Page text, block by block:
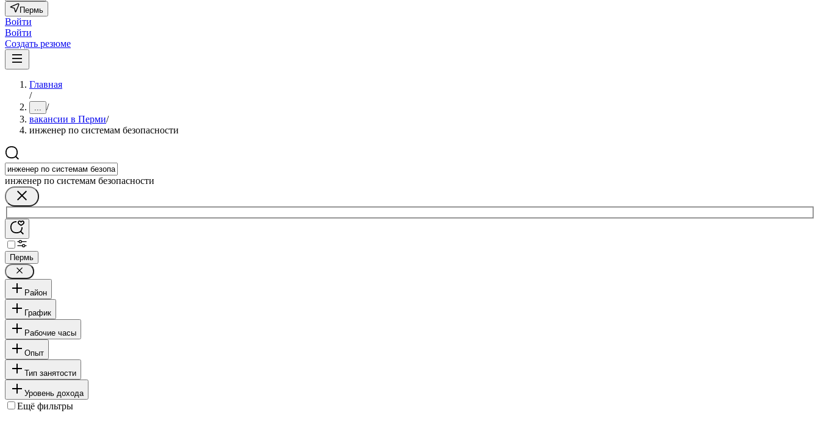
Пермь
Войти
Войти
Создать резюме
Главная
/
... /
вакансии в Перми/
инженер по системам безопасности
инженер по системам безопасности
Пермь
Район
График
Рабочие часы
Опыт
Тип занятости
Уровень дохода
Ещё фильтры